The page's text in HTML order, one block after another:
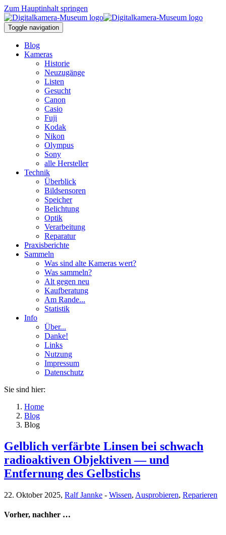
Zum Hauptinhalt springen
Toggle navigation
Blog
Kameras
Historie
Neuzugänge
Listen
Gesucht
Canon
Casio
Fuji
Kodak
Nikon
Olympus
Sony
alle Hersteller
Technik
Überblick
Bildsensoren
Speicher
Belichtung
Optik
Verarbeitung
Reparatur
Praxisberichte
Sammeln
Was sind alte Kameras wert?
Was sammeln?
Alt gegen neu
Kaufberatung
Am Rande...
Statistik
Info
Über...
Danke!
Links
Nutzung
Impressum
Datenschutz
Sie sind hier:
Home
Blog
Blog
Gelblich verfärbte Linsen bei schwach
radioaktiven Objektiven — und
Entfernung des Gelbstichs
22. Oktober 2025, Ralf Jannke - Wissen, Ausprobieren, Reparieren
Vorher, nachher …